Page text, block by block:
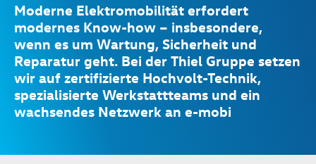
Moderne Elektromobilität erfordert
modernes Know-how – insbesondere,
wenn es um Wartung, Sicherheit und
Reparatur geht. Bei der Thiel Gruppe setzen
wir auf zertifizierte Hochvolt-Technik,
spezialisierte Werkstattteams und ein
wachsendes Netzwerk an e-mobi